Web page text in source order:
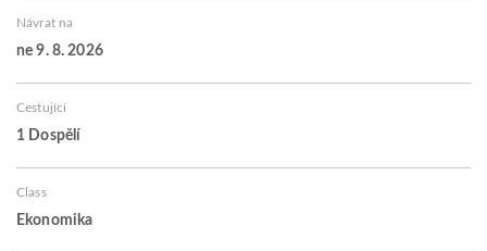
Návrat na
ne 9. 8. 2026
Cestující
1 Dospělí
Class
Ekonomika